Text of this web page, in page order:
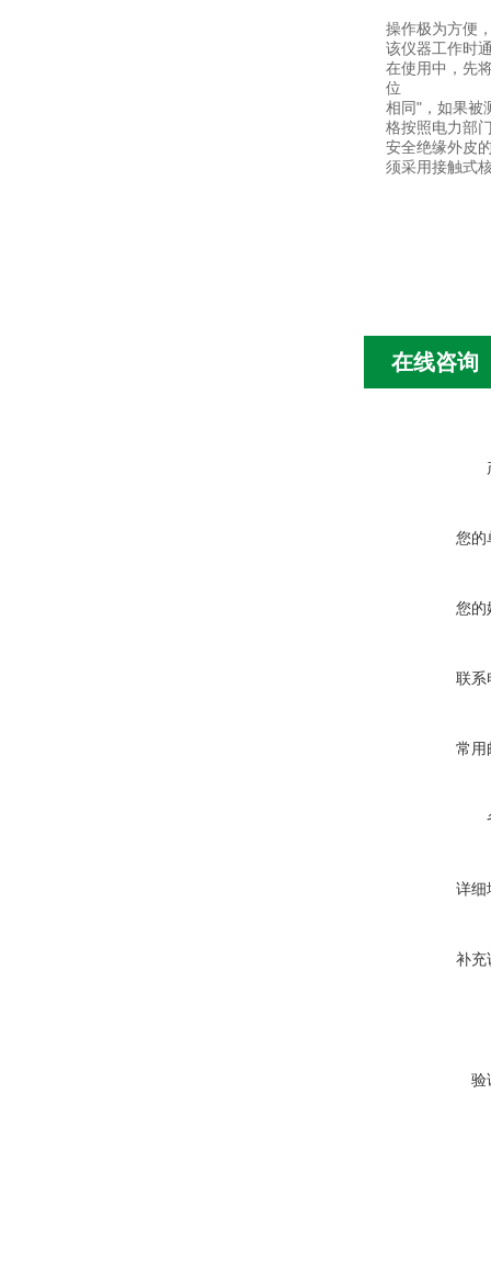
操作极为方便
该仪器工作时
在使用中，先
位
相同"，如果被
格按照电力部
安全绝缘外皮
须采用接触式
在线咨询
您的
您的
联系
常用
详细
补充
验